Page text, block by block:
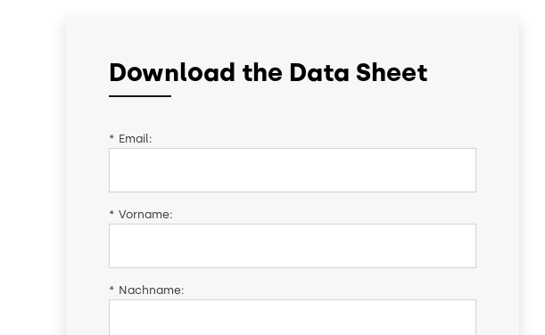
Download the Data Sheet
* Email:
* Vorname:
* Nachname: